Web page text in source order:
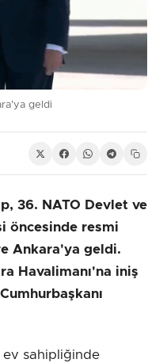
geldi
36. NATO Devlet ve
öncesinde resmi
Ankara'ya geldi.
Havalimanı'na iniş
sahipliğinde